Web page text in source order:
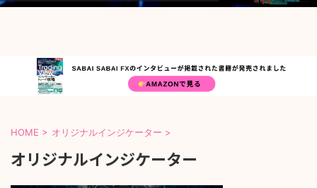
HOME > オリジナルインジケーター >
オリジナルインジケーター